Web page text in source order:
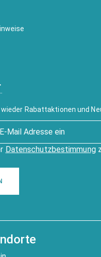
Rabattaktionen und
Datenschutzbestimmung